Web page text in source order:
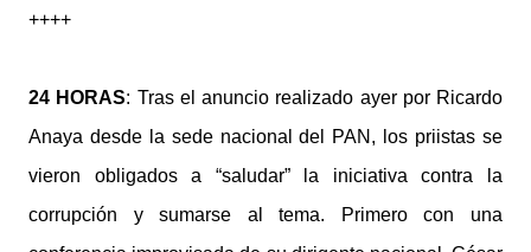
++++
24 HORAS: Tras el anuncio realizado ayer por Ricardo
Anaya desde la sede nacional del PAN, los priistas se
vieron obligados a “saludar” la iniciativa contra la
corrupción y sumarse al tema. Primero con una